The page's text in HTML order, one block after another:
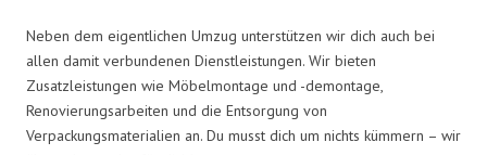
Neben dem eigentlichen Umzug unterstützen wir dich auch bei
allen damit verbundenen Dienstleistungen. Wir bieten
Zusatzleistungen wie Möbelmontage und -demontage,
Renovierungsarbeiten und die Entsorgung von
Verpackungsmaterialien an. Du musst dich um nichts kümmern – wir